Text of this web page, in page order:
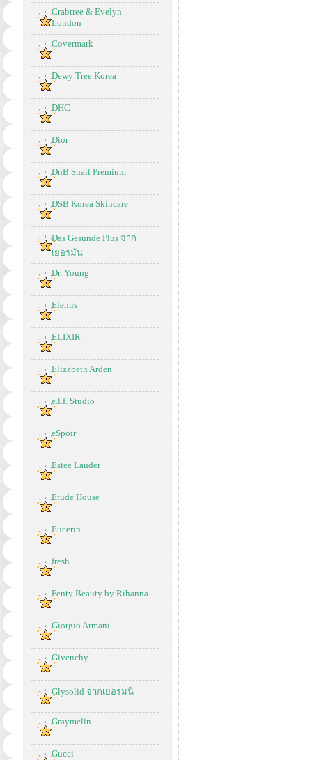
Crabtree & Evelyn
London
Covermark
Dewy Tree Korea
DHC
Dior
DnB Snail Premium
DSB Korea Skincare
Das Gesunde Plus จาก
เยอรมัน
Dr. Young
Elemis
ELIXIR
Elizabeth Arden
e.l.f. Studio
eSpoir
Estee Lauder
Etude House
Eucerin
fresh
Fenty Beauty by Rihanna
Giorgio Armani
Givenchy
Glysolid จากเยอรมนี
Graymelin
Gucci